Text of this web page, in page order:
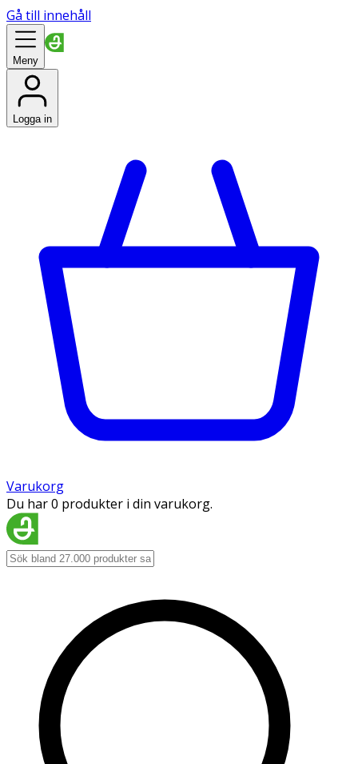
Gå till innehåll
Meny
Logga in
Varukorg
Du har 0 produkter i din varukorg.